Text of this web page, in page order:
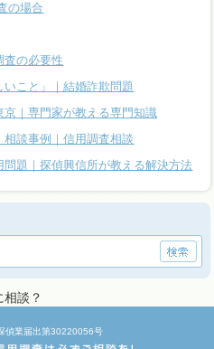
の場合
査の必要性
いこと」｜結婚詐欺問題
｜専門家が教える専門知識
談事例｜信用調査相談
題｜探偵興信所が教える解決方法
談？
偵業届出第30220056号